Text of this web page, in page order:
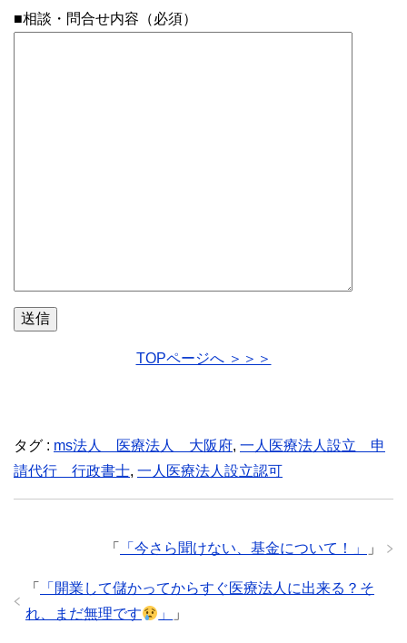
■相談・問合せ内容（必須）
TOPページへ ＞＞＞
タグ : ms法人 医療法人 大阪府, 一人医療法人設立 申
請代行 行政書士, 一人医療法人設立認可
「 「今さら聞けない、基金について！」 」
「
「開業して儲かってからすぐ医療法人に出来る？そ
れ、まだ無理です
」 」